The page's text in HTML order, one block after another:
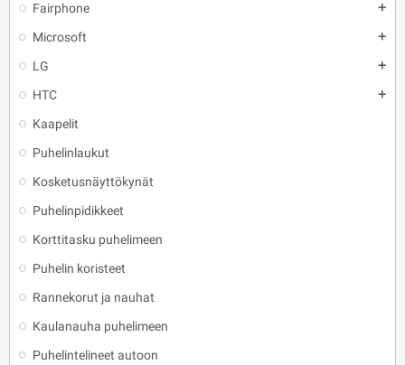
Fairphone add
Microsoft add
LG add
HTC add
Kaapelit
Puhelinlaukut
Kosketusnäyttökynät
Puhelinpidikkeet
Korttitasku puhelimeen
Puhelin koristeet
Rannekorut ja nauhat
Kaulanauha puhelimeen
Puhelintelineet autoon